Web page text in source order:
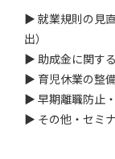
▶ 就業規則の見
出）
▶ 助成金に関す
▶ 育児休業の整
▶ 早期離職防止
▶ その他・セミ